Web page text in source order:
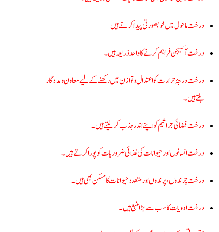
درخت ماحول میں خوبصورتی پیدا کرتے ہیں
درخت آکسیجن فراہم کرنے کا واحد ذریعہ ہیں ۔
درخت درجۂ حرارت کو اعتدال و توازن میں رکھنے کے لیے معاون ومددگار
بنتے ہیں ۔
درخت فضائی جراثیم کو اپنے اندر جذب کر لیتے ہیں۔
درخت انسانوں اور حیوانات کی غذائی ضروریات کو پورا کرتے ہیں ۔
درخت چرندوں، پرندوں اور متعدد حیوانات کا مسکن بھی ہیں ۔
درخت ادویات کا سب سے بڑا منبع ہیں ۔